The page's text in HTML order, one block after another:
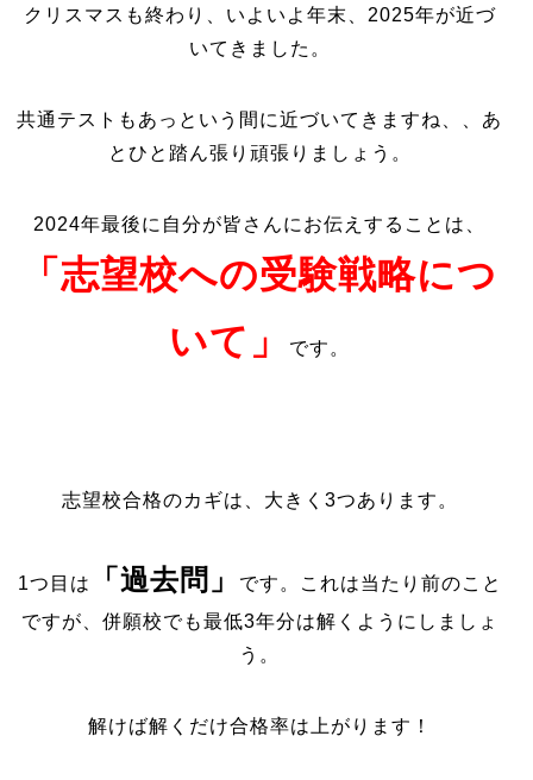
クリスマスも終わり、いよいよ年末、2025年が近づ
いてきました。
共通テストもあっという間に近づいてきますね、、あ
とひと踏ん張り頑張りましょう。
2024年最後に自分が皆さんにお伝えすることは、
「志望校への受験戦略につ
いて」
です。
志望校合格のカギは、大きく3つあります。
1つ目は 「過去問」
です。これは当たり前のこと
ですが、併願校でも最低3年分は解くようにしましょ
う。
解けば解くだけ合格率は上がります！